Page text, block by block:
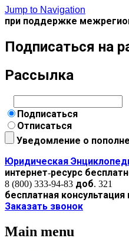
Jump to Navigation
при поддержке
Подписаться на
Рассылка
Подписаться
Отписаться
Уведомление о
Юридическая
интернет-ресурс
8 (800) 333-94-83 доб. 321
бесплатная
Заказать звонок
Main menu